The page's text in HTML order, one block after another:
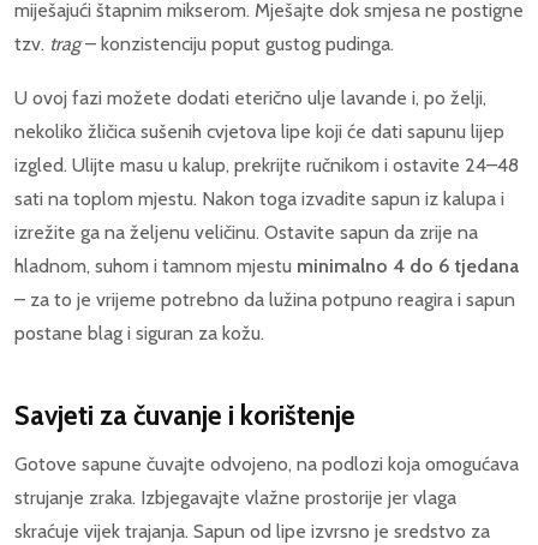
miješajući štapnim mikserom. Mješajte dok smjesa ne postigne
tzv. trag– konzistenciju poput gustog pudinga.
U ovoj fazi možete dodati eterično ulje lavande i, po želji,
nekoliko žličica sušenih cvjetova lipe koji će dati sapunu lijep
izgled. Ulijte masu u kalup, prekrijte ručnikom i ostavite 24–48
sati na toplom mjestu. Nakon toga izvadite sapun iz kalupa i
izrežite ga na željenu veličinu. Ostavite sapun da zrije na
hladnom, suhom i tamnom mjestu minimalno 4 do 6 tjedana
– za to je vrijeme potrebno da lužina potpuno reagira i sapun
postane blag i siguran za kožu.
Savjeti za čuvanje i korištenje
Gotove sapune čuvajte odvojeno, na podlozi koja omogućava
strujanje zraka. Izbjegavajte vlažne prostorije jer vlaga
skraćuje vijek trajanja. Sapun od lipe izvrsno je sredstvo za